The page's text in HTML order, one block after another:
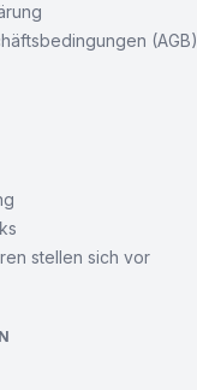
(AGB)
stellen sich vor